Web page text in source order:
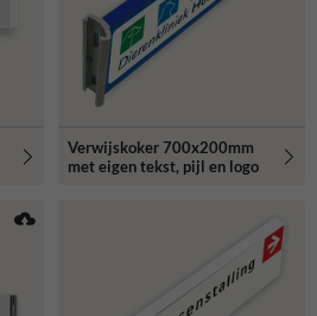
Verwijskoker 700x200mm
met eigen tekst, pijl en logo